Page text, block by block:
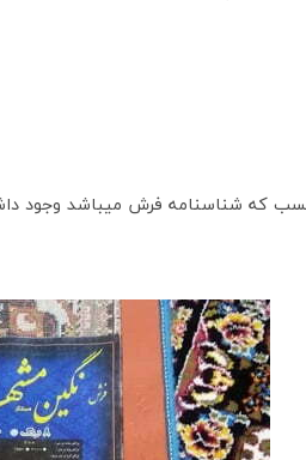
که شناسنامه فرش میباشد وجود